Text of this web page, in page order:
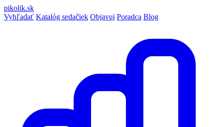
pikolik.sk
Vyhľadať Katalóg sedačiek Objavuj Poradca Blog